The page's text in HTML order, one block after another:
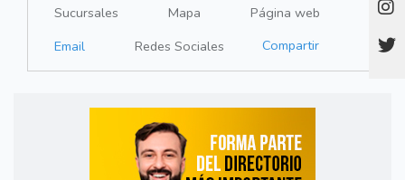
Sucursales Mapa
Página web
Email
Redes Sociales Compartir